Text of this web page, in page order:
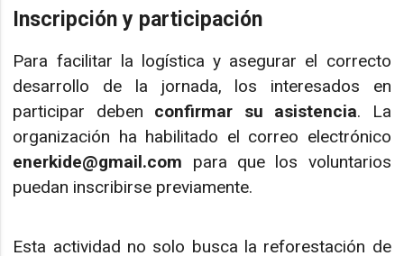
Inscripción y participación
Para facilitar la logística y asegurar el correcto
desarrollo de la jornada, los interesados en
participar deben confirmar su asistencia. La
organización ha habilitado el correo electrónico
enerkide@gmail.com para que los voluntarios
puedan inscribirse previamente.
Esta actividad no solo busca la reforestación de